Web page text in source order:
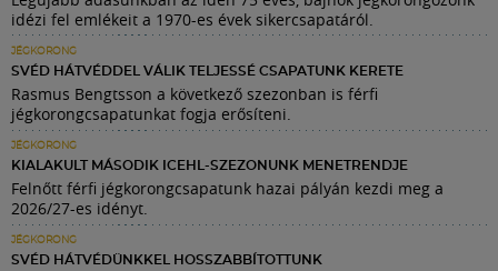
idézi fel emlékeit a 1970-es évek sikercsapatáról.
JÉGKORONG
SVÉD HÁTVÉDDEL VÁLIK TELJESSÉ CSAPATUNK KERETE
Rasmus Bengtsson a következő szezonban is férfi
jégkorongcsapatunkat fogja erősíteni.
JÉGKORONG
KIALAKULT MÁSODIK ICEHL-SZEZONUNK MENETRENDJE
Felnőtt férfi jégkorongcsapatunk hazai pályán kezdi meg a
2026/27-es idényt.
JÉGKORONG
SVÉD HÁTVÉDÜNKKEL HOSSZABBÍTOTTUNK